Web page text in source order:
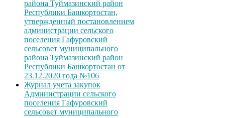
района Туймазинский район
Республики Башкортостан,
утвержденный постановлением
администрации сельского
поселения Гафуровский
сельсовет муниципального
района Туймазинский район
Республики Башкортостан от
23.12.2020 года №106
Журнал учета закупок
Администрации сельского
поселения Гафуровский
сельсовет муниципального